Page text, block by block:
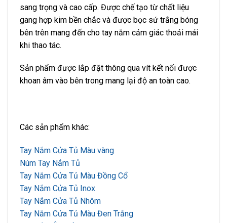
sang trọng và cao cấp. Được chế tạo từ chất liệu
gang hợp kim bền chắc và được bọc sứ trắng bóng
bên trên mang đến cho tay nắm cảm giác thoải mái
khi thao tác.
Sản phẩm được lắp đặt thông qua vít kết nối được
khoan âm vào bên trong mang lại độ an toàn cao.
Các sản phẩm khác:
Tay Nắm Cửa Tủ Màu vàng
Núm Tay Nắm Tủ
Tay Nắm Cửa Tủ Màu Đồng Cổ
Tay Nắm Cửa Tủ Inox
Tay Nắm Cửa Tủ Nhôm
Tay Nắm Cửa Tủ Màu Đen Trắng